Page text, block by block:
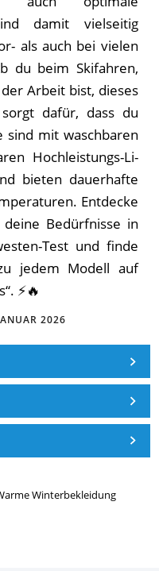
Winterbekleidung
damit vielseitig
als auch bei vielen
du beim Skifahren,
Arbeit bist, dieses
sorgt dafür, dass du
sind mit waschbaren
Hochleistungs-Li-
bieten dauerhafte
Entdecke
Bedürfnisse in
Test und finde
jedem Modell auf
⚡️🔥
2026